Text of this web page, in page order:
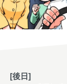
[後日]